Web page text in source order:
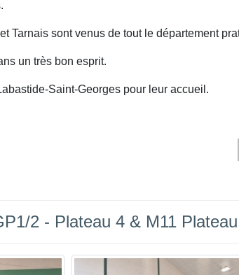
Tarnais sont venus de tout le département
un très bon esprit.
Saint-Georges pour leur accueil.
2 - Plateau 4 & M11